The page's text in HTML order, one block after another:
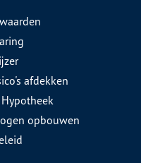
afdekken
opbouwen